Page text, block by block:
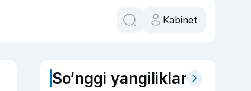
Kabinet
So‘nggi yangiliklar